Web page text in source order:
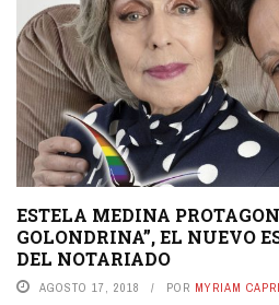
ESTELA MEDINA
GOLONDRINA”, EL NUEVO
DEL NOTARIADO
AGOSTO 17, 2018 POR MYRIAM